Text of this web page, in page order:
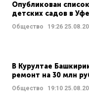
Опубликован
детских садов в Уфе
Общество 19:26
В Курултае
ремонт на 30 млн
Общество 19:10